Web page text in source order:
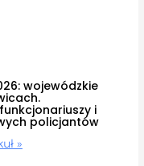
wojewódzkie
i
policjantów
»